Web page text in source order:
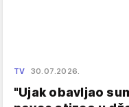
TV 30.07.2026.
"Ujak obavljao